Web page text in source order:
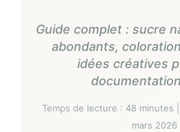
Guide complet : sucre
abondants,
idées créatives
Temps de lecture : 48 minutes
mars 2026